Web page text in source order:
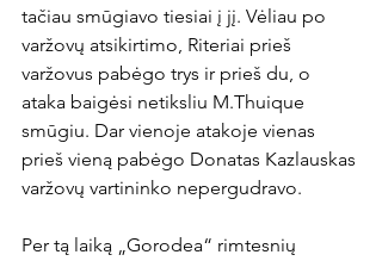
tačiau smūgiavo tiesiai į jį. Vėliau po
varžovų atsikirtimo, Riteriai prieš
varžovus pabėgo trys ir prieš du, o
ataka baigėsi netiksliu M.Thuique
smūgiu. Dar vienoje atakoje vienas
prieš vieną pabėgo Donatas Kazlauskas
varžovų vartininko nepergudravo.
Per tą laiką „Gorodea“ rimtesnių